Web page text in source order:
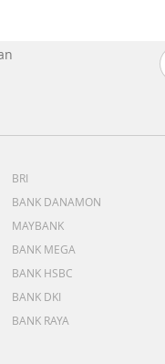
BRI
BANK DANAMON
MAYBANK
BANK MEGA
BANK HSBC
BANK DKI
BANK RAYA